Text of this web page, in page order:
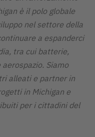
è il polo globale
nel settore della
a espanderci
tra cui batterie,
Siamo
alleati e partner in
in Michigan e
per i cittadini del